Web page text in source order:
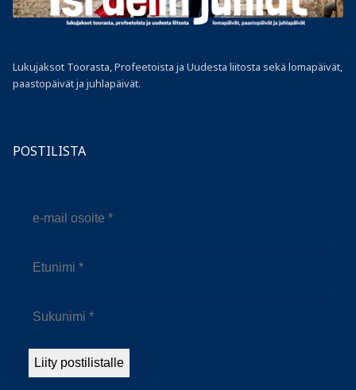
Lukujaksot Toorasta, Profeetoista ja Uudesta liitosta sekä lomapäivät,
paastopäivät ja juhlapäivät.
POSTILISTA